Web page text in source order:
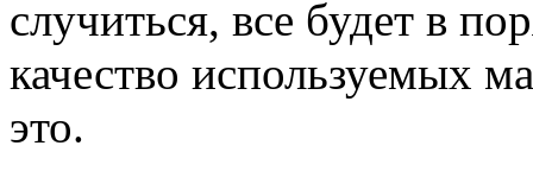
случиться, все будет в
качество используемых
это.